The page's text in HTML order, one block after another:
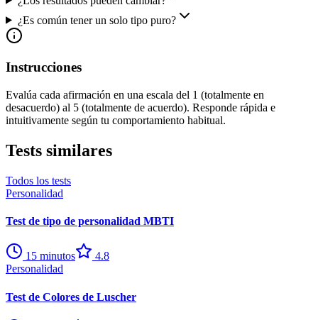
¿Es común tener un solo tipo puro?
Instrucciones
Evalúa cada afirmación en una escala del 1 (totalmente en
desacuerdo) al 5 (totalmente de acuerdo). Responde rápida e
intuitivamente según tu comportamiento habitual.
Tests similares
Todos los tests
Personalidad
Test de tipo de personalidad MBTI
15 minutos
4.8
Personalidad
Test de Colores de Luscher